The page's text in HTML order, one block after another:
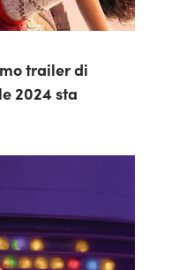
trailer di
2024 sta